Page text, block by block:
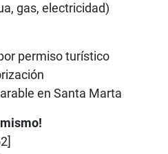
gas, electricidad)
permiso turístico
en Santa Marta